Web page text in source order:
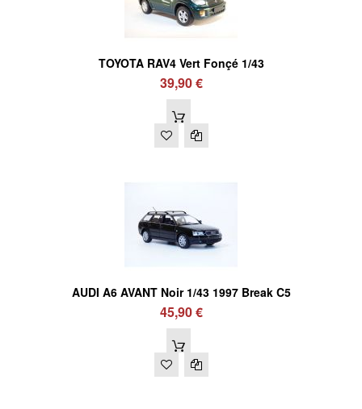
TOYOTA RAV4 Vert Fonçé 1/43
39,90 €
AUDI A6 AVANT Noir 1/43 1997 Break C5
45,90 €